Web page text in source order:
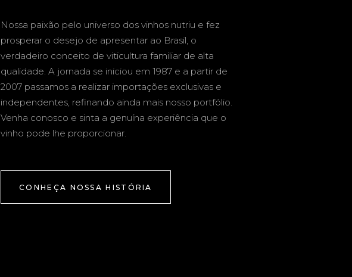
Nossa paixão pelo universo dos vinhos nutriu e fez
prosperar o desejo de apresentar ao Brasil, o
verdadeiro conceito de viticultura familiar de alta
qualidade. A jornada se iniciou em 1987 e a partir de
2007 passamos a realizar importações exclusivas e
independentes, refinando ainda mais nosso portfólio.
Venha conosco e sinta a genuína experiência que o
vinho pode lhe proporcionar.
CONHEÇA NOSSA HISTÓRIA